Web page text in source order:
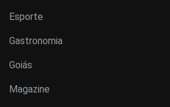
Esporte
Gastronomia
Goiás
Magazine